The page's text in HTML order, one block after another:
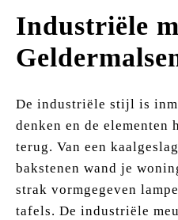
Industriële
De industriële stijl is
denken en de
terug. Van een
bakstenen wand je
strak vormgegeven
tafels. De industriële